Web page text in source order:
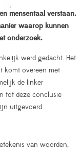
mensentaal verstaan.
waarop kunnen
onderzoek.
werd gedacht. Het
komt overeen met
de linker
tot deze conclusie
uitgevoerd.
van woorden,